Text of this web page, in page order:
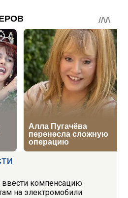
ввести компенсацию
на электромобили